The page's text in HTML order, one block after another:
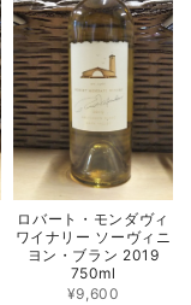
ロバート・モンダヴィ
ワイナリー ソーヴィニ
ヨン・ブラン 2019
750ml
¥9,600